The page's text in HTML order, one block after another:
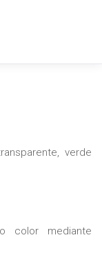
verde
color mediante